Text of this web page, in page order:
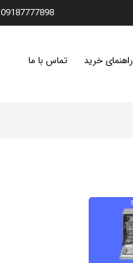
09187777898 سعیدی 09185568481
راهنمای خرید تماس با ما